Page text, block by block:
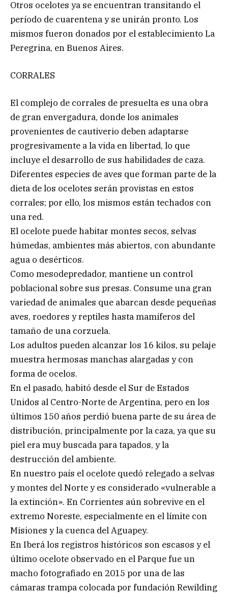
Otros ocelotes ya se encuentran transitando el
período de cuarentena y se unirán pronto. Los
mismos fueron donados por el establecimiento La
Peregrina, en Buenos Aires.
CORRALES
El complejo de corrales de presuelta es una obra
de gran envergadura, donde los animales
provenientes de cautiverio deben adaptarse
progresivamente a la vida en libertad, lo que
incluye el desarrollo de sus habilidades de caza.
Diferentes especies de aves que forman parte de la
dieta de los ocelotes serán provistas en estos
corrales; por ello, los mismos están techados con
una red.
El ocelote puede habitar montes secos, selvas
húmedas, ambientes más abiertos, con abundante
agua o desérticos.
Como mesodepredador, mantiene un control
poblacional sobre sus presas. Consume una gran
variedad de animales que abarcan desde pequeñas
aves, roedores y reptiles hasta mamíferos del
tamaño de una corzuela.
Los adultos pueden alcanzar los 16 kilos, su pelaje
muestra hermosas manchas alargadas y con
forma de ocelos.
En el pasado, habitó desde el Sur de Estados
Unidos al Centro-Norte de Argentina, pero en los
últimos 150 años perdió buena parte de su área de
distribución, principalmente por la caza, ya que su
piel era muy buscada para tapados, y la
destrucción del ambiente.
En nuestro país el ocelote quedó relegado a selvas
y montes del Norte y es considerado «vulnerable a
la extinción». En Corrientes aún sobrevive en el
extremo Noreste, especialmente en el límite con
Misiones y la cuenca del Aguapey.
En Iberá los registros históricos son escasos y el
último ocelote observado en el Parque fue un
macho fotografiado en 2015 por una de las
cámaras trampa colocada por fundación Rewilding